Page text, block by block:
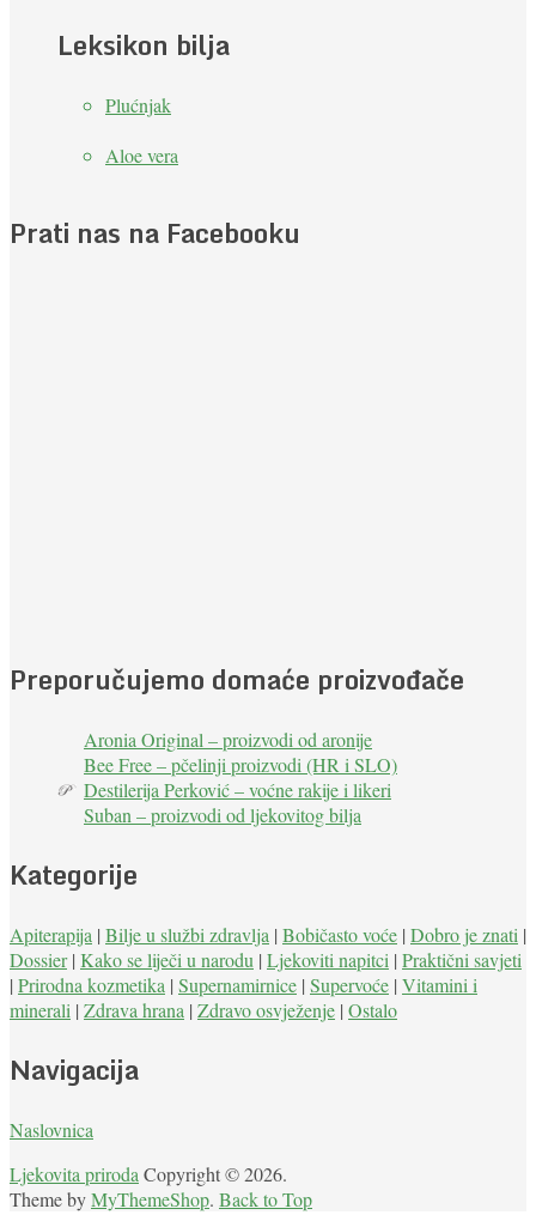
Leksikon bilja
Plućnjak
Aloe vera
Prati nas na Facebooku
Preporučujemo domaće proizvođače
Aronia Original – proizvodi od aronije
Bee Free – pčelinji proizvodi (HR i SLO)
Destilerija Perković – voćne rakije i likeri
Suban – proizvodi od ljekovitog bilja
Kategorije
Apiterapija | Bilje u službi zdravlja | Bobičasto voće | Dobro je znati |
Dossier| Kako se liječi u narodu | Ljekoviti napitci | Praktični savjeti
| Prirodna kozmetika | Supernamirnice | Supervoće | Vitamini i
minerali | Zdrava hrana | Zdravo osvježenje | Ostalo
Navigacija
Naslovnica
Ljekovita priroda Copyright © 2026.
Theme byMyThemeShop. Back to Top